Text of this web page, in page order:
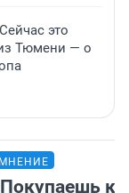
это
Тюмени — о
МНЕНИЕ